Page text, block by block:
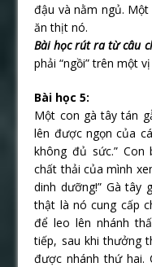
đậu và nằm ngủ.
ăn thịt nó.
Bài học rút ra từ câu
phải “ngồi” trên một
Bài học 5:
Một con gà tây tán
lên được ngọn của
không đủ sức.” Con
chất thải của mình
dinh dưỡng!” Gà tây
thật là nó cung cấp
để leo lên nhánh
tiếp, sau khi thưởng
được nhánh thứ hai.